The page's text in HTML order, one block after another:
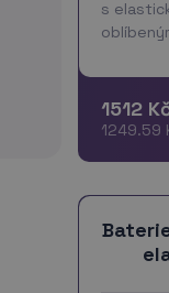
s
vámi
vodu,
více
1512
1249.59